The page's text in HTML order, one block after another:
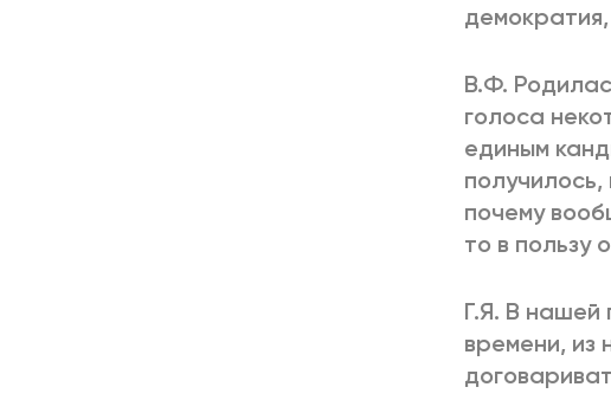
В.Ф.
голоса
единым
почему
то в пользу
Г.Я. В нашей
времени, из